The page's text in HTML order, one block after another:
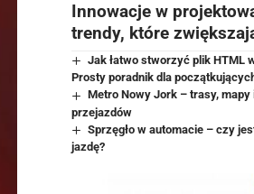
Innowacje w
trendy, które
Jak łatwo stworzyć plik HTML
Prosty poradnik dla
Metro Nowy Jork – trasy, mapy
przejazdów
Sprzęgło w automacie – czy
jazdę?